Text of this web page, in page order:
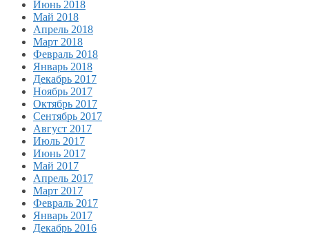
Июнь 2018
Май 2018
Апрель 2018
Март 2018
Февраль 2018
Январь 2018
Декабрь 2017
Ноябрь 2017
Октябрь 2017
Сентябрь 2017
Август 2017
Июль 2017
Июнь 2017
Май 2017
Апрель 2017
Март 2017
Февраль 2017
Январь 2017
Декабрь 2016